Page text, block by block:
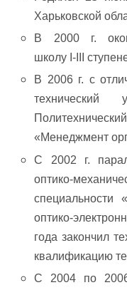
Харьковской
В 2000 г.
школу І-ІІІ
В 2006 г. с
технический
«Менеджмент
С 2002 г.
оптико-
специальности
оптико-
года закончил
квалификацию
С 2004 по